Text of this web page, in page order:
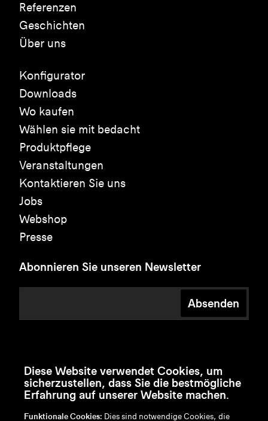
Referenzen
Geschichten
Über uns
Konfigurator
Downloads
Wo kaufen
Wählen sie mit bedacht
Produktpflege
Veranstaltungen
Kontaktieren Sie uns
Jobs
Webshop
Presse
Abonnieren Sie unseren Newsletter
Absenden
Diese Website verwendet Cookies, um
sicherzustellen, dass Sie die bestmögliche
Erfahrung auf unserer Website machen.
Funktionale Cookies: Dies sind notwendige Cookies, die